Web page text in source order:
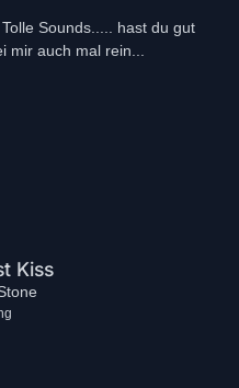
Sounds..... hast du gut
mir auch mal rein...
Kiss